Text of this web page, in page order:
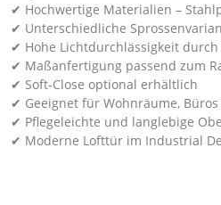
✔ Hochwertige Materialien –
✔ Unterschiedliche
✔ Hohe Lichtdurchlässigkeit
✔ Maßanfertigung passend zum
✔ Soft-Close optional erhältlich
✔ Geeignet für Wohnräume,
✔ Pflegeleichte und langlebige
✔ Moderne Lofttür im Industrial